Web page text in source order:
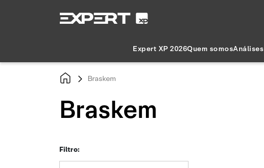
Expert XP 2026Quem somosAnálises
Braskem
Braskem
Filtro: